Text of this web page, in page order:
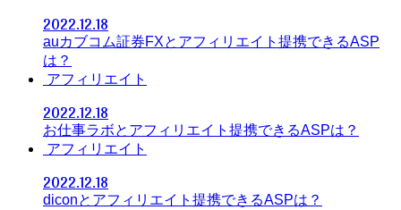
2022.12.18
auカブコム証券FXとアフィリエイト提携できるASP
は？
アフィリエイト
2022.12.18
お仕事ラボとアフィリエイト提携できるASPは？
アフィリエイト
2022.12.18
diconとアフィリエイト提携できるASPは？